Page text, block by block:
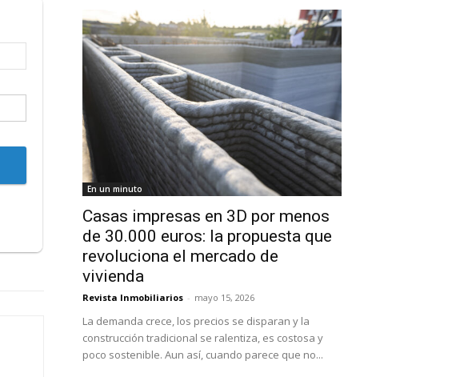
En un minuto
Casas impresas en 3D por menos
de 30.000 euros: la propuesta que
revoluciona el mercado de
vivienda
Revista Inmobiliarios - mayo 15, 2026
La demanda crece, los precios se disparan y la
construcción tradicional se ralentiza, es costosa y
poco sostenible. Aun así, cuando parece que no...